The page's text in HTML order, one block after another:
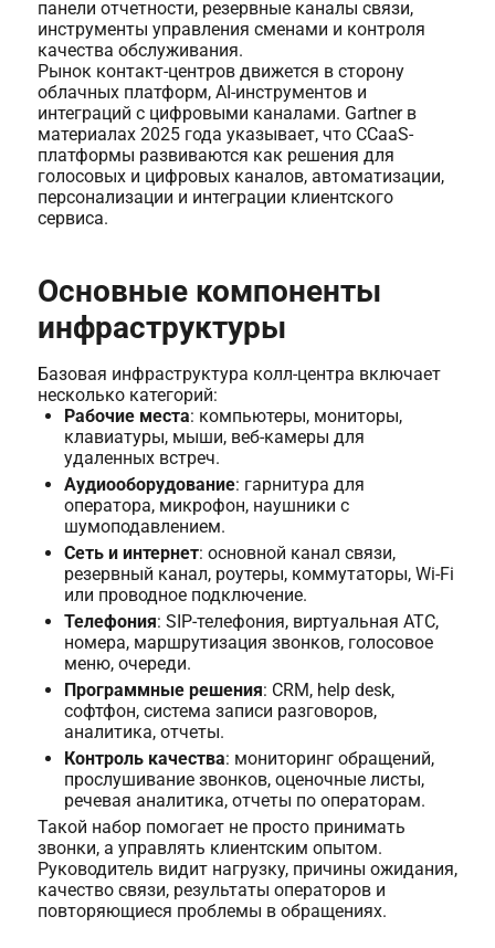
панели отчетности, резервные каналы связи,
инструменты управления сменами и контроля
качества обслуживания.
Рынок контакт-центров движется в сторону
облачных платформ, AI-инструментов и
интеграций с цифровыми каналами. Gartner в
материалах 2025 года указывает, что CCaaS-
платформы развиваются как решения для
голосовых и цифровых каналов, автоматизации,
персонализации и интеграции клиентского
сервиса.
Основные компоненты
инфраструктуры
Базовая инфраструктура колл-центра включает
несколько категорий:
Рабочие места: компьютеры, мониторы,
клавиатуры, мыши, веб-камеры для
удаленных встреч.
Аудиооборудование: гарнитура для
оператора, микрофон, наушники с
шумоподавлением.
Сеть и интернет: основной канал связи,
резервный канал, роутеры, коммутаторы, Wi-Fi
или проводное подключение.
Телефония: SIP-телефония, виртуальная АТС,
номера, маршрутизация звонков, голосовое
меню, очереди.
Программные решения: CRM, help desk,
софтфон, система записи разговоров,
аналитика, отчеты.
Контроль качества: мониторинг обращений,
прослушивание звонков, оценочные листы,
речевая аналитика, отчеты по операторам.
Такой набор помогает не просто принимать
звонки, а управлять клиентским опытом.
Руководитель видит нагрузку, причины ожидания,
качество связи, результаты операторов и
повторяющиеся проблемы в обращениях.